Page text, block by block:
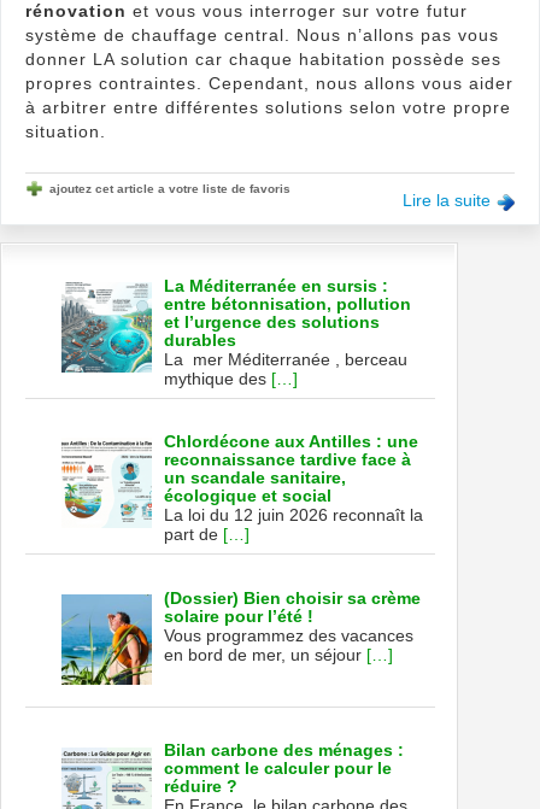
rénovation et vous vous interroger sur votre futur
système de chauffage central. Nous n’allons pas vous
donner LA solution car chaque habitation possède ses
propres contraintes. Cependant, nous allons vous aider
à arbitrer entre différentes solutions selon votre propre
situation.
Lire la suite
ajoutez cet article a votre liste de favoris
La Méditerranée en sursis :
entre bétonnisation, pollution
et l’urgence des solutions
durables
La mer Méditerranée , berceau
mythique des […]
Chlordécone aux Antilles : une
reconnaissance tardive face à
un scandale sanitaire,
écologique et social
La loi du 12 juin 2026 reconnaît la
part de […]
(Dossier) Bien choisir sa crème
solaire pour l’été !
Vous programmez des vacances
en bord de mer, un séjour […]
Bilan carbone des ménages :
comment le calculer pour le
réduire ?